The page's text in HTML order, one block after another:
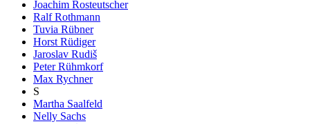
Joachim Rosteutscher
Ralf Rothmann
Tuvia Rübner
Horst Rüdiger
Jaroslav Rudiš
Peter Rühmkorf
Max Rychner
S
Martha Saalfeld
Nelly Sachs